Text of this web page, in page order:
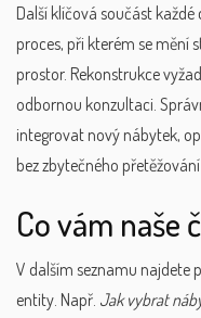
Další klíčová součást
proces, při kterém se mění
prostor. Rekonstrukce
odbornou konzultaci.
integrovat nový nábytek,
bez zbytečného
Co vám naše
V dalším seznamu najdete
entity. Např. Jak vybrat